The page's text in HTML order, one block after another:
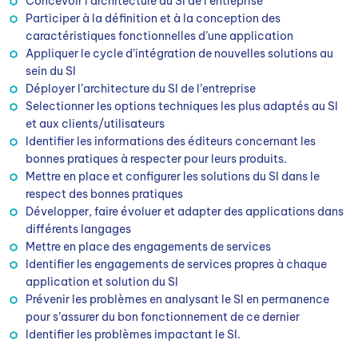
Participer à la définition et à la conception des
caractéristiques fonctionnelles d’une application
Appliquer le cycle d’intégration de nouvelles solutions au
sein du SI
Déployer l’architecture du SI de l’entreprise
Selectionner les options techniques les plus adaptés au SI
et aux clients/utilisateurs
Identifier les informations des éditeurs concernant les
bonnes pratiques à respecter pour leurs produits.
Mettre en place et configurer les solutions du SI dans le
respect des bonnes pratiques
Développer, faire évoluer et adapter des applications dans
différents langages
Mettre en place des engagements de services
Identifier les engagements de services propres à chaque
application et solution du SI
Prévenir les problèmes en analysant le SI en permanence
pour s’assurer du bon fonctionnement de ce dernier
Identifier les problèmes impactant le SI.